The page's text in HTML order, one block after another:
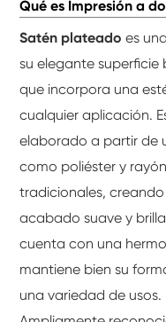
Qué es Impresión a
Satén plateadoes
su elegante superficie
que incorpora una
cualquier aplicación.
elaborado a partir de
como poliéster y
tradicionales,
acabado suave y
cuenta con una
mantiene bien su
una variedad de usos.